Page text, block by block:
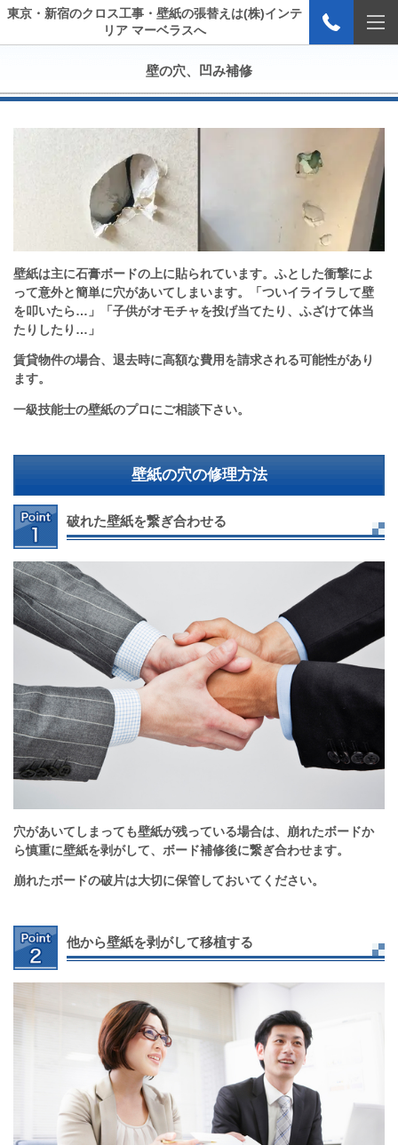
東京・新宿のクロス工事・壁紙の張替えは(株)インテ
リア マーベラスへ
壁の穴、凹み補修
壁紙は主に石膏ボードの上に貼られています。ふとした衝撃によ
って意外と簡単に穴があいてしまいます。「ついイライラして壁
を叩いたら…」「子供がオモチャを投げ当てたり、ふざけて体当
たりしたり…」
賃貸物件の場合、退去時に高額な費用を請求される可能性があり
ます。
一級技能士の壁紙のプロにご相談下さい。
壁紙の穴の修理方法
破れた壁紙を繋ぎ合わせる
穴があいてしまっても壁紙が残っている場合は、崩れたボードか
ら慎重に壁紙を剥がして、ボード補修後に繋ぎ合わせます。
崩れたボードの破片は大切に保管しておいてください。
他から壁紙を剥がして移植する